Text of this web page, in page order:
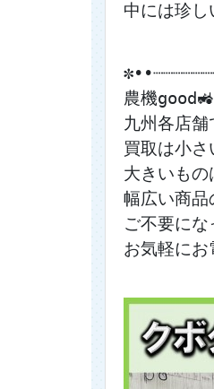
中には珍
農機
九州各店
買取は小
大きいも
幅広い商品
ご不要に
お気軽に